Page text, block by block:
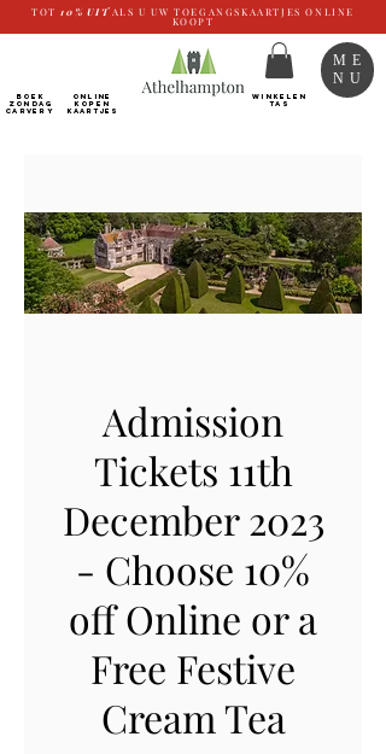
TOT 10% UIT ALS U UW TOEGANGSKAARTJES ONLINE
KOOPT
BOEK
ZONDAG
CARVERY
ONLINE
kopen
Kaartjes
WINKELEN
TAS
ME
NU
Admission
Tickets 11th
December 2023
- Choose 10%
off Online or a
Free Festive
Cream Tea